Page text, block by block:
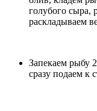
голубого сыра,
раскладываем
Запекаем рыбу
сразу подаем к